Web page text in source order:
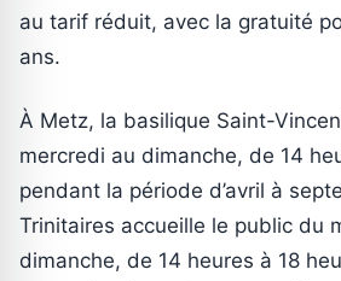
au tarif réduit, avec la gratuité
ans.
À Metz, la basilique Saint-
mercredi au dimanche, de 14
pendant la période d’avril à
Trinitaires accueille le public du
dimanche, de 14 heures à 18